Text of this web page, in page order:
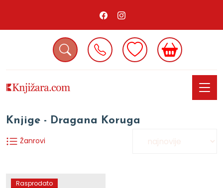
Knjige - Dragana Koruga
Žanrovi
Rasprodato